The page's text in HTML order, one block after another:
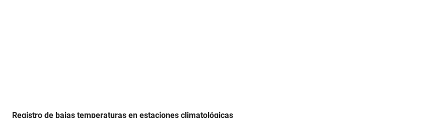
Registro de bajas temperaturas en estaciones climatológicas